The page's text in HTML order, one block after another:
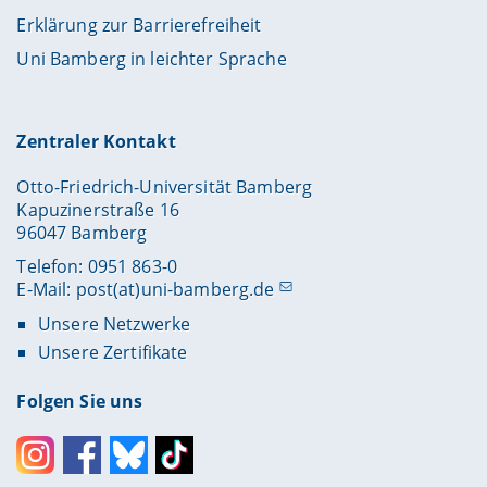
Erklärung zur Barrierefreiheit
Uni Bamberg in leichter Sprache
Zentraler Kontakt
Otto-Friedrich-Universität Bamberg
Kapuzinerstraße 16
96047 Bamberg
Telefon: 0951 863-0
E-Mail: post(at)uni-bamberg.de
Unsere Netzwerke
Unsere Zertifikate
Folgen Sie uns